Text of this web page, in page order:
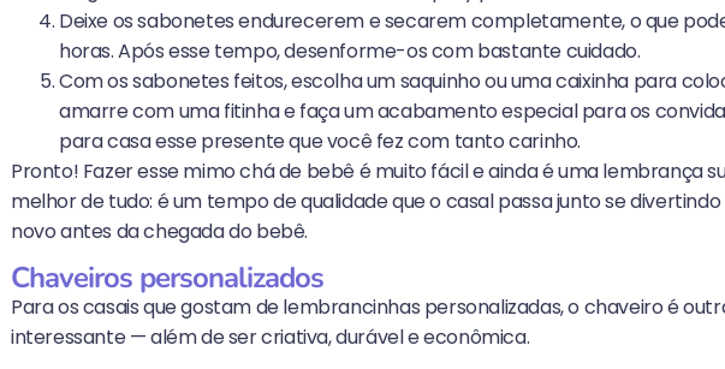
Deixe os sabonetes endurecerem e secarem completamente, o que
horas. Após esse tempo, desenforme-os com bastante cuidado.
Com os sabonetes feitos, escolha um saquinho ou uma caixinha para
amarre com uma fitinha e faça um acabamento especial para os
para casa esse presente que você fez com tanto carinho.
Pronto! Fazer esse mimo chá de bebê é muito fácil e ainda é uma lembrança
melhor de tudo: é um tempo de qualidade que o casal passa junto se
novo antes da chegada do bebê.
Chaveiros personalizados
Para os casais que gostam de lembrancinhas personalizadas, o chaveiro é
interessante — além de ser criativa, durável e econômica.